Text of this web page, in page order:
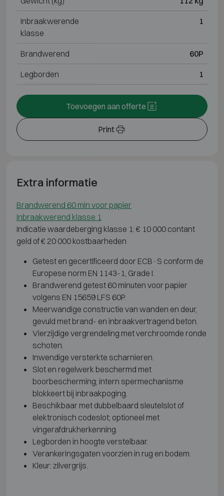
Inbraakwerende
klasse
1
Brandwerend 60P
Legborden 1
Print
Toevoegen aan offerte
Extra informatie
Brandwerend 60 min voor papier
Inbraakwerend klasse 1
Indicatie waardeberging klasse 1: € 10 000 contant
geld of € 20 000 kostbaarheden
Getest en gecertificeerd door ECB·S conform de
Europese norm EN 1143-1, Grade I.
Brandwerend getest 60 minuten voor papier
volgens EN 15659 LFS 60P.
Meerwandige constructie van wanden en deur,
gevuld met brand- en inbraakvertragend beton.
Vierzijdige vergrendeling met verchroomde ronde
schoten.
Inwendige versterkte scharnieren.
Slot en regelwerk beschermd met
boorbescherming; intern spermechanisme
blokkeert bij inbraakpoging.
Beschikbaar met dubbelbaard sleutelslot of
elektronisch codeslot; optioneel met
vingerafdrukherkenning.
Legborden in hoogte verstelbaar.
Verankeringsgaten voorzien in rug en bodem.
Kleur: zilvergrijs.